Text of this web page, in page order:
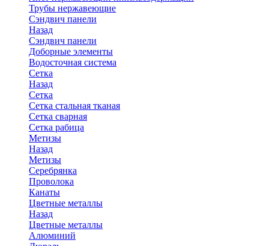
Трубы нержавеющие
Сэндвич панели
Назад
Сэндвич панели
Доборные элементы
Водосточная система
Сетка
Назад
Сетка
Сетка стальная тканая
Сетка сварная
Сетка рабица
Метизы
Назад
Метизы
Серебрянка
Проволока
Канаты
Цветные металлы
Назад
Цветные металлы
Алюминий